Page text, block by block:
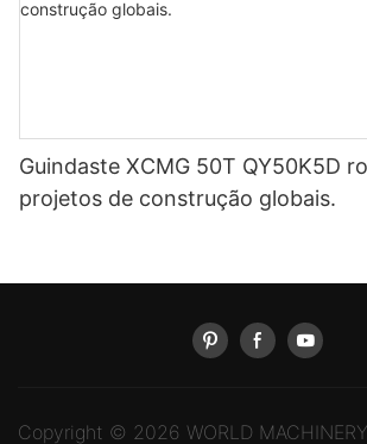
Guindaste XCMG 50T QY50K5D
projetos de construção globais.
Copyright © 2026 WORLD